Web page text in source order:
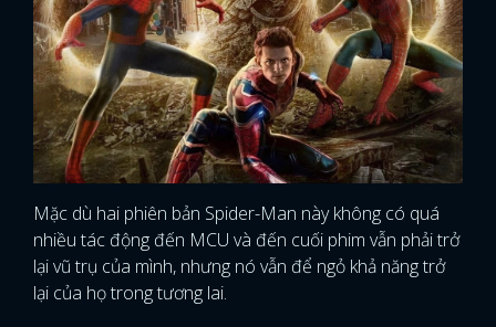
Mặc dù hai phiên bản Spider-Man này không có quá
nhiều tác động đến MCU và đến cuối phim vẫn phải trở
lại vũ trụ của mình, nhưng nó vẫn để ngỏ khả năng trở
lại của họ trong tương lai.